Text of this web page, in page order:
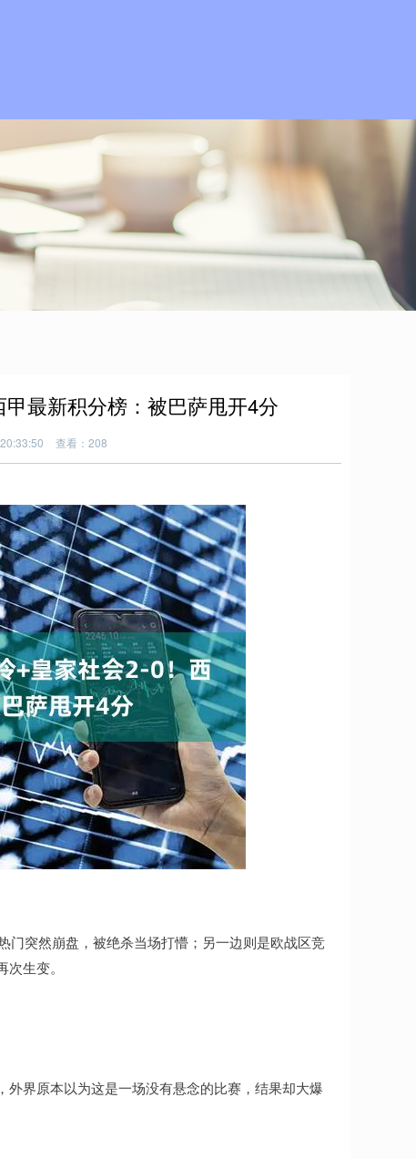
最新积分榜：被巴萨甩开4分
查看：208
门突然崩盘，被绝杀当场打懵；另一边则是欧战区竞
生变。
界原本以为这是一场没有悬念的比赛，结果却大爆